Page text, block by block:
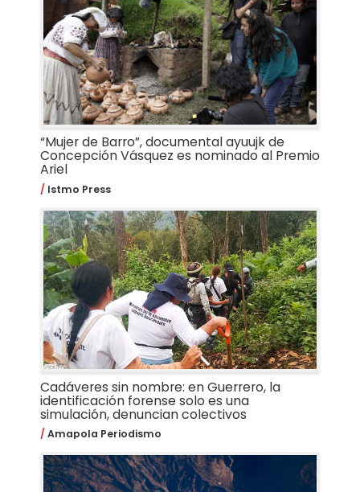
“Mujer de Barro”, documental ayuujk de
Concepción Vásquez es nominado al Premio
Ariel
Istmo Press
Cadáveres sin nombre: en Guerrero, la
identificación forense solo es una
simulación, denuncian colectivos
Amapola Periodismo